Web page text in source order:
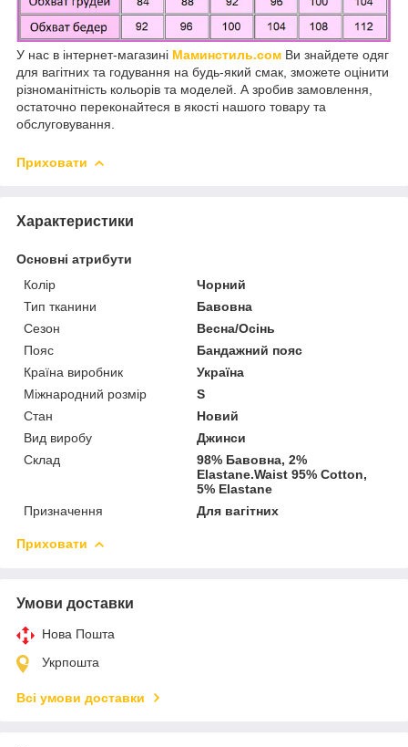
У нас в інтернет-магазині Маминстиль.сом Ви знайдете одяг
для вагітних та годування на будь-який смак, зможете оцінити
різноманітність кольорів та моделей. А зробив замовлення,
остаточно переконайтеся в якості нашого товару та
обслуговування.
Приховати
Характеристики
Основні атрибути
Колір
Чорний
Тип тканини
Бавовна
Сезон
Весна/Осінь
Пояс
Бандажний пояс
Країна виробник
Україна
Міжнародний розмір
S
Стан
Новий
Вид виробу
Джинси
Склад
98% Бавовна, 2%
Elastane.Waist 95% Cotton,
5% Elastane
Призначення
Для вагітних
Приховати
Умови доставки
Нова Пошта
Укрпошта
Всі умови доставки